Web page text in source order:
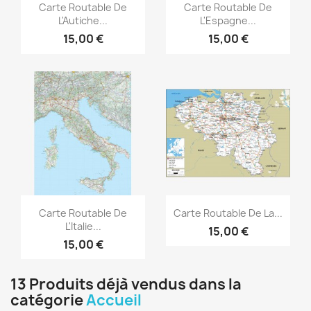
Aperçu rapide
Carte Routable De
L'Autiche...
15,00 €
Aperçu rapide
Carte Routable De
L'Espagne...
15,00 €
Aperçu rapide
Carte Routable De
L'Italie...
15,00 €
Aperçu rapide
Carte Routable De La...
15,00 €
13 Produits déjà vendus dans la
catégorieAccueil